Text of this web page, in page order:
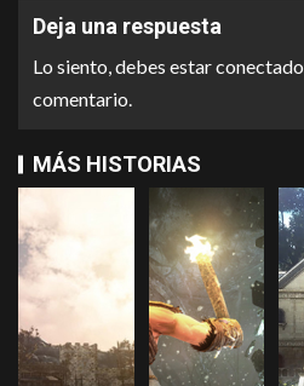
Deja una respuesta
Lo siento, debes estarconectado
comentario.
MÁS HISTORIAS